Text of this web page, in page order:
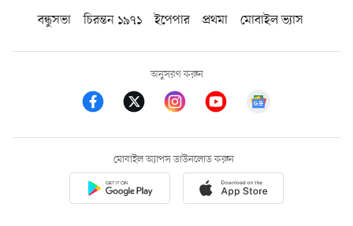
বন্ধুসভা
চিরন্তন ১৯৭১ ইপেপার প্রথমা মোবাইল ভ্যাস
অনুসরণ করুন
মোবাইল অ্যাপস ডাউনলোড করুন